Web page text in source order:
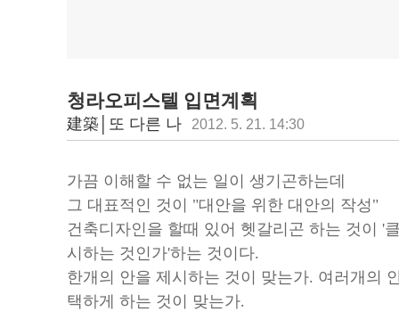
청라오피스텔 입면계획
建築│또 다른 나 2012. 5. 21. 14:30
가끔 이해할 수 없는 일이 생기곤하는데
그 대표적인 것이 "대안을 위한 대안의 작성"
건축디자인을 할때 있어 헷갈리곤 하는 것이 '
시하는 것인가'하는 것이다.
한개의 안을 제시하는 것이 맞는가. 여러개의
택하게 하는 것이 맞는가.